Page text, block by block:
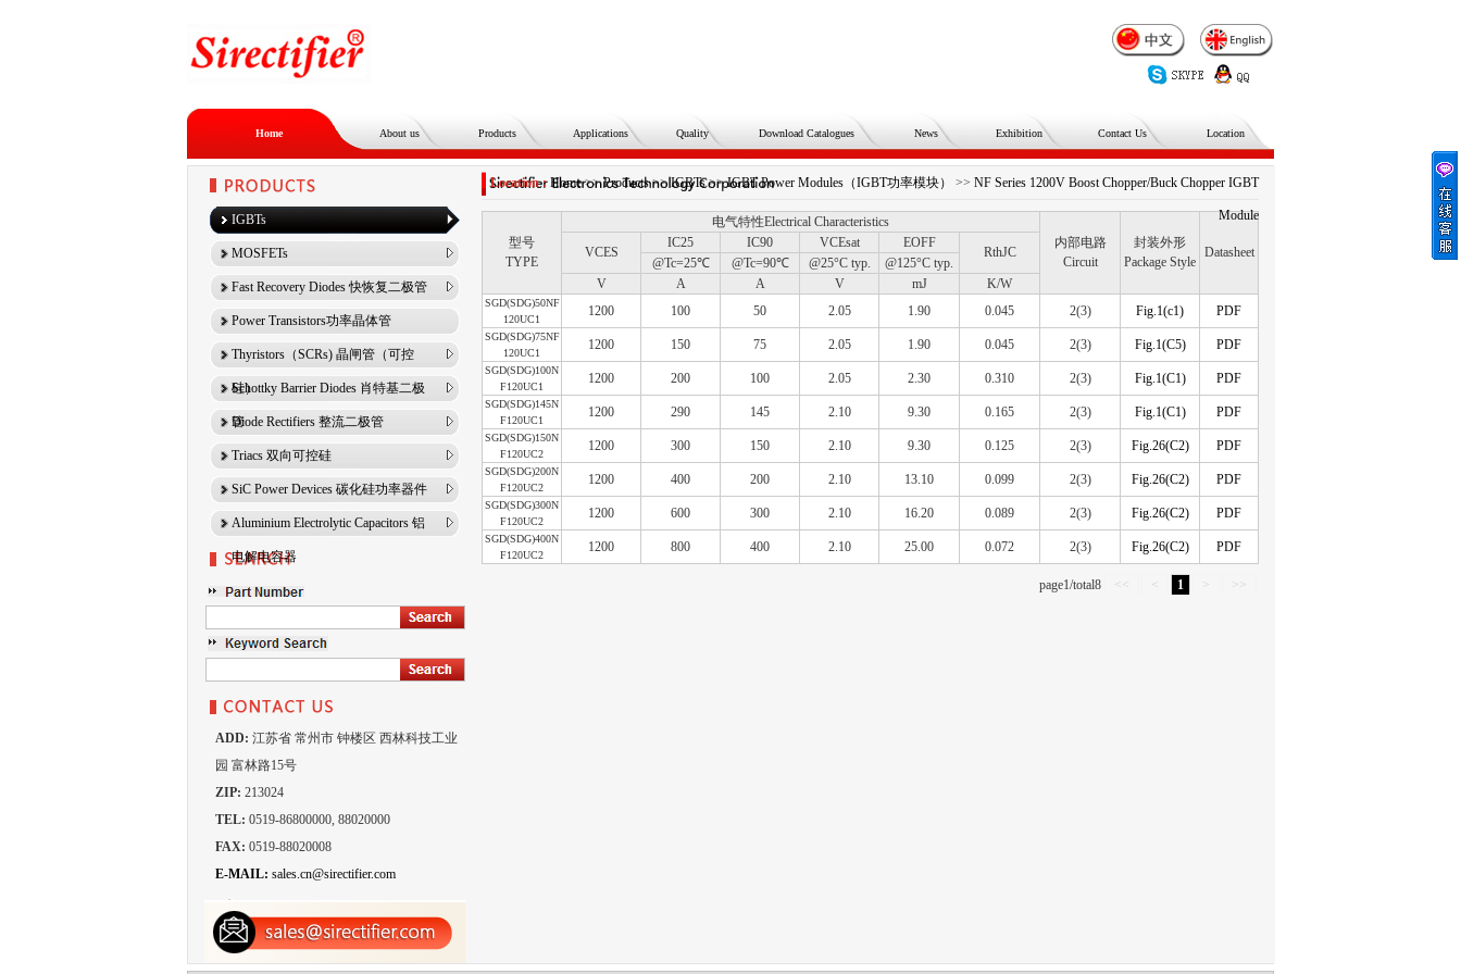
Home About us Products Applications Quality Download Catalogues News Exhibition Contact Us Location
IGBTs
MOSFETs
Fast Recovery Diodes 快恢复二极管
Power Transistors功率晶体管
Thyristors（SCRs) 晶闸管（可控
硅）
Schottky Barrier Diodes 肖特基二极
管
Diode Rectifiers 整流二极管
Triacs 双向可控硅
SiC Power Devices 碳化硅功率器件
Aluminium Electrolytic Capacitors 铝
电解电容器
ADD: 江苏省 常州市 钟楼区 西林科技工业
园 富林路15号
ZIP: 213024
TEL: 0519-86800000, 88020000
FAX: 0519-88020008
E-MAIL: sales.cn@sirectifier.com
Location :Home>>Products>>IGBTs>>IGBT Power Modules（IGBT功率模块） >> NF Series 1200V Boost Chopper/Buck Chopper IGBT
Module
型号
TYPE
电气特性Electrical Characteristics
内部电路
Circuit
封装外形
Package Style
Datasheet
VCES
IC25 IC90 VCEsat EOFF
RthJC
@Tc=25℃ @Tc=90℃ @25°C typ.
@125°C typ.
V
A A V mJ K/W
SGD(SDG)50NF
120UC1
1200 100 50 2.05 1.90 0.045 2(3) Fig.1(c1) PDF
SGD(SDG)75NF
120UC1
1200 150 75 2.05 1.90 0.045 2(3) Fig.1(C5) PDF
SGD(SDG)100N
F120UC1
1200 200 100 2.05 2.30 0.310 2(3) Fig.1(C1) PDF
SGD(SDG)145N
F120UC1
1200 290 145 2.10 9.30 0.165 2(3) Fig.1(C1) PDF
SGD(SDG)150N
F120UC2
1200 300 150 2.10 9.30 0.125 2(3) Fig.26(C2) PDF
SGD(SDG)200N
F120UC2
1200 400 200 2.10 13.10 0.099 2(3) Fig.26(C2) PDF
SGD(SDG)300N
F120UC2
1200 600 300 2.10 16.20 0.089 2(3) Fig.26(C2) PDF
SGD(SDG)400N
F120UC2
1200 800 400 2.10 25.00 0.072 2(3) Fig.26(C2) PDF
page1/total8 << < 1 > >>